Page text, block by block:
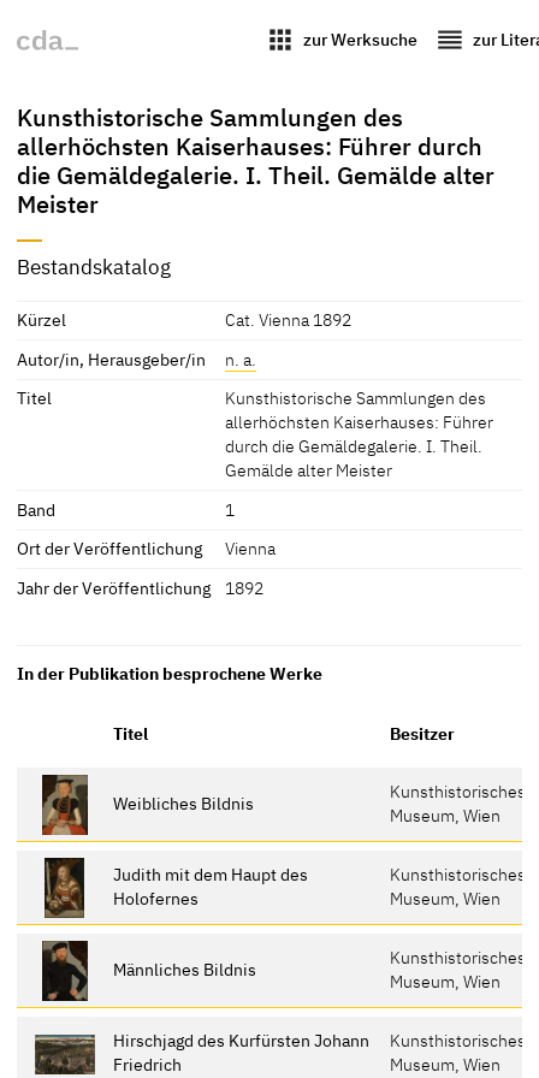
apps zur Werksuche reorder zur
Kunsthistorische Sammlungen des
allerhöchsten Kaiserhauses: Führer durch
die Gemäldegalerie. I. Theil. Gemälde alter
Meister
Bestandskatalog
Kürzel
Cat. Vienna 1892
Autor/in, Herausgeber/in
n. a.
Titel
Kunsthistorische Sammlungen des
allerhöchsten Kaiserhauses: Führer
durch die Gemäldegalerie. I. Theil.
Gemälde alter Meister
Band
1
Ort der Veröffentlichung
Vienna
Jahr der Veröffentlichung
1892
In der Publikation besprochene Werke
Titel Besitzer
Weibliches Bildnis
Kunsthistorisches
Museum, Wien
Judith mit dem Haupt des
Holofernes
Kunsthistorisches
Museum, Wien
Männliches Bildnis
Kunsthistorisches
Museum, Wien
Hirschjagd des Kurfürsten Johann
Friedrich
Kunsthistorisches
Museum, Wien